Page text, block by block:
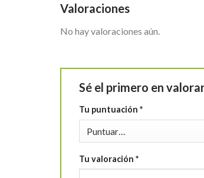
Valoraciones
No hay valoraciones aún.
Sé el primero en
Tu puntuación *
Tu valoración *